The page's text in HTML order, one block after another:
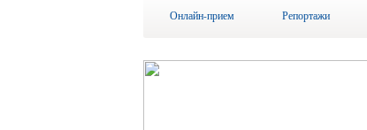
Онлайн-прием Репортажи